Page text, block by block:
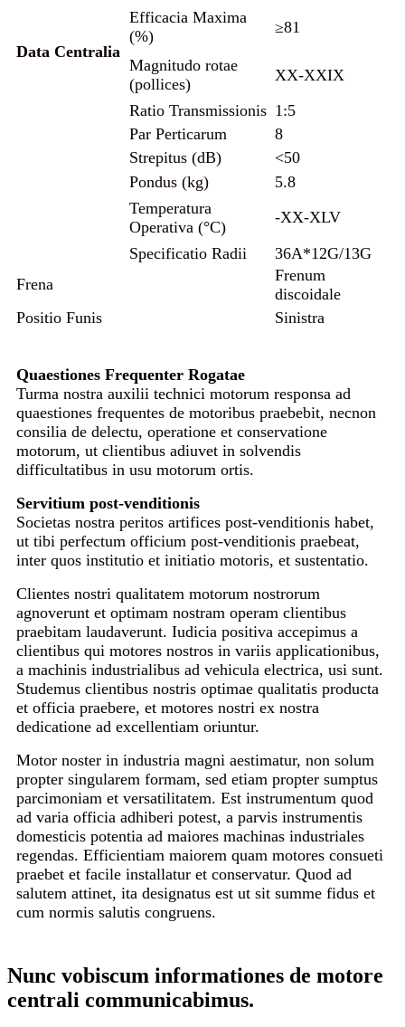
Data Centralia
Efficacia Maxima
(%)
≥81
Magnitudo rotae
(pollices)
XX-XXIX
Ratio Transmissionis 1:5
Par Perticarum
8
Strepitus (dB)
<50
Pondus (kg)
5.8
Temperatura
Operativa (°C)
-XX-XLV
Specificatio Radii
36A*12G/13G
Frena
Frenum
discoidale
Positio Funis
Sinistra
Quaestiones Frequenter Rogatae
Turma nostra auxilii technici motorum responsa ad
quaestiones frequentes de motoribus praebebit, necnon
consilia de delectu, operatione et conservatione
motorum, ut clientibus adiuvet in solvendis
difficultatibus in usu motorum ortis.
Servitium post-venditionis
Societas nostra peritos artifices post-venditionis habet,
ut tibi perfectum officium post-venditionis praebeat,
inter quos institutio et initiatio motoris, et sustentatio.
Clientes nostri qualitatem motorum nostrorum
agnoverunt et optimam nostram operam clientibus
praebitam laudaverunt. Iudicia positiva accepimus a
clientibus qui motores nostros in variis applicationibus,
a machinis industrialibus ad vehicula electrica, usi sunt.
Studemus clientibus nostris optimae qualitatis producta
et officia praebere, et motores nostri ex nostra
dedicatione ad excellentiam oriuntur.
Motor noster in industria magni aestimatur, non solum
propter singularem formam, sed etiam propter sumptus
parcimoniam et versatilitatem. Est instrumentum quod
ad varia officia adhiberi potest, a parvis instrumentis
domesticis potentia ad maiores machinas industriales
regendas. Efficientiam maiorem quam motores consueti
praebet et facile installatur et conservatur. Quod ad
salutem attinet, ita designatus est ut sit summe fidus et
cum normis salutis congruens.
Nunc vobiscum informationes de motore
centrali communicabimus.